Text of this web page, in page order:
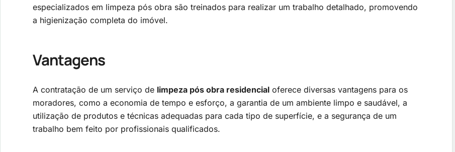
especializados em limpeza pós obra são treinados para realizar um trabalho detalhado, promovendo
a higienização completa do imóvel.
Vantagens
A contratação de um serviço de limpeza pós obra residencial oferece diversas vantagens para os
moradores, como a economia de tempo e esforço, a garantia de um ambiente limpo e saudável, a
utilização de produtos e técnicas adequadas para cada tipo de superfície, e a segurança de um
trabalho bem feito por profissionais qualificados.